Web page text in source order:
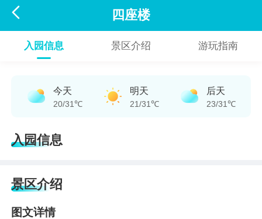
 四座楼
入园信息 景区介绍 游玩指南
今天
20/31℃
明天
21/31℃
后天
23/31℃
入园信息
景区介绍
图文详情